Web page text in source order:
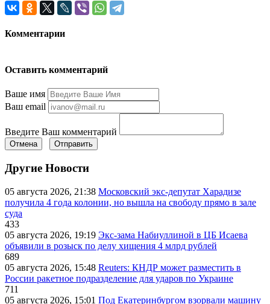
Комментарии
Оставить комментарий
Ваше имя
Ваш email
Введите Ваш комментарий
Отмена Отправить
Другие Новости
05 августа 2026, 21:38 Московский экс-депутат Харадизе
получила 4 года колонии, но вышла на свободу прямо в зале
суда
433
05 августа 2026, 19:19 Экс-зама Набиуллиной в ЦБ Исаева
объявили в розыск по делу хищения 4 млрд рублей
689
05 августа 2026, 15:48 Reuters: КНДР может разместить в
России ракетное подразделение для ударов по Украине
711
05 августа 2026, 15:01 Под Екатеринбургом взорвали машину